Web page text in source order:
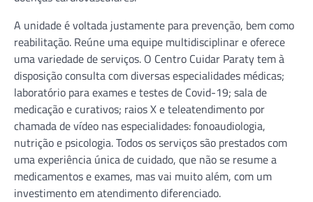
A unidade é voltada justamente para prevenção, bem como
reabilitação. Reúne uma equipe multidisciplinar e oferece
uma variedade de serviços. O Centro Cuidar Paraty tem à
disposição consulta com diversas especialidades médicas;
laboratório para exames e testes de Covid-19; sala de
medicação e curativos; raios X e teleatendimento por
chamada de vídeo nas especialidades: fonoaudiologia,
nutrição e psicologia. Todos os serviços são prestados com
uma experiência única de cuidado, que não se resume a
medicamentos e exames, mas vai muito além, com um
investimento em atendimento diferenciado.